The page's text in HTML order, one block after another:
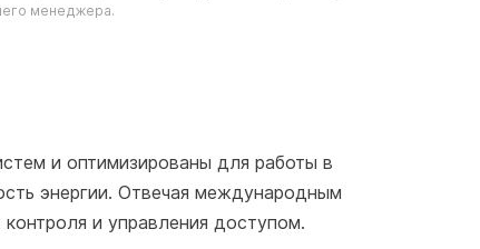
менеджера.
и оптимизированы для работы в
энергии. Отвечая международным
и управления доступом.